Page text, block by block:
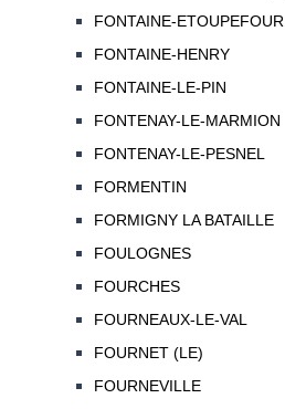
FONTAINE-ETOUPEFOUR
FONTAINE-HENRY
FONTAINE-LE-PIN
FONTENAY-LE-MARMION
FONTENAY-LE-PESNEL
FORMENTIN
FORMIGNY LA BATAILLE
FOULOGNES
FOURCHES
FOURNEAUX-LE-VAL
FOURNET (LE)
FOURNEVILLE